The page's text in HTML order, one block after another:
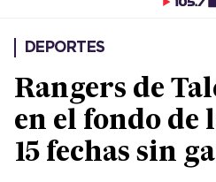
DEPORTES
Rangers de
en el fondo de
15 fechas sin